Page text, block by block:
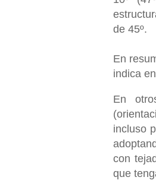
de 45º.
En
indica
En
incluso
con
que